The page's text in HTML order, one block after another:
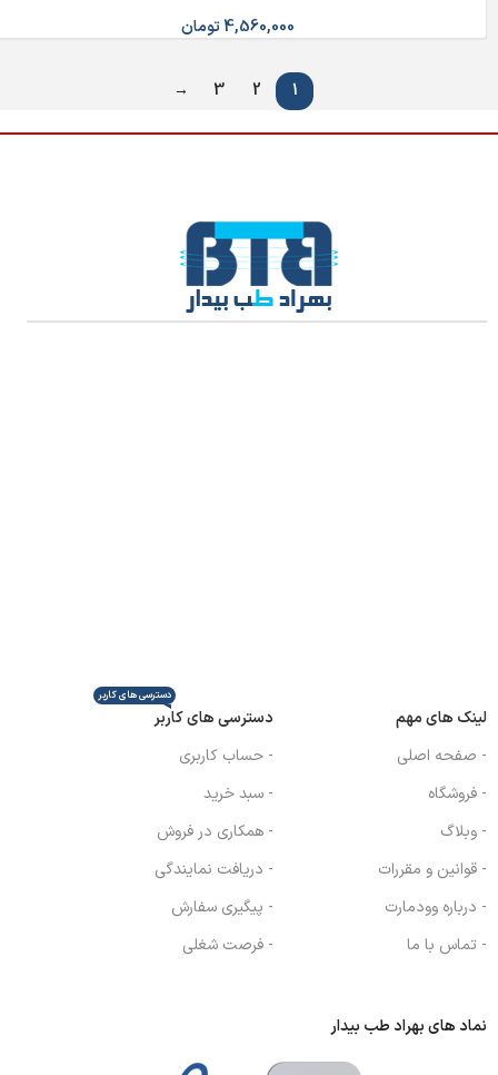
4,560,000تومان
1
2
3
→
لینک های مهم
- صفحه اصلی
- فروشگاه
- وبلاگ
- قوانین و مقررات
- درباره وودمارت
- تماس با ما
دسترسی های کاربر
دسترسی های کاربر
- حساب کاربری
- سبد خرید
- همکاری در فروش
- دریافت نمایندگی
- پیگیری سفارش
- فرصت شغلی
نماد های بهراد طب بیدار